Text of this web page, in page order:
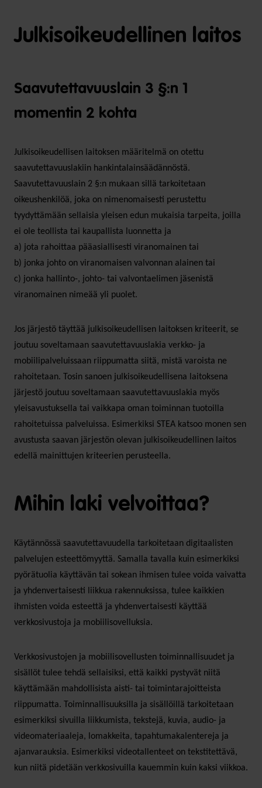
Julkisoikeudellinen laitos
Saavutettavuuslain 3 §:n 1
momentin 2 kohta
Julkisoikeudellisen laitoksen määritelmä on otettu
saavutettavuuslakiin hankintalainsäädännöstä.
Saavutettavuuslain 2 §:n mukaan sillä tarkoitetaan
oikeushenkilöä, joka on nimenomaisesti perustettu
tyydyttämään sellaisia yleisen edun mukaisia tarpeita, joilla
ei ole teollista tai kaupallista luonnetta ja
a) jota rahoittaa pääasiallisesti viranomainen tai
b) jonka johto on viranomaisen valvonnan alainen tai
c) jonka hallinto-, johto- tai valvontaelimen jäsenistä
viranomainen nimeää yli puolet.
Jos järjestö täyttää julkisoikeudellisen laitoksen kriteerit, se
joutuu soveltamaan saavutettavuuslakia verkko- ja
mobiilipalveluissaan riippumatta siitä, mistä varoista ne
rahoitetaan. Tosin sanoen julkisoikeudellisena laitoksena
järjestö joutuu soveltamaan saavutettavuuslakia myös
yleisavustuksella tai vaikkapa oman toiminnan tuotoilla
rahoitetuissa palveluissa. Esimerkiksi STEA katsoo monen sen
avustusta saavan järjestön olevan julkisoikeudellinen laitos
edellä mainittujen kriteerien perusteella.
Mihin laki velvoittaa?
Käytännössä saavutettavuudella tarkoitetaan digitaalisten
palvelujen esteettömyyttä. Samalla tavalla kuin esimerkiksi
pyörätuolia käyttävän tai sokean ihmisen tulee voida vaivatta
ja yhdenvertaisesti liikkua rakennuksissa, tulee kaikkien
ihmisten voida esteettä ja yhdenvertaisesti käyttää
verkkosivustoja ja mobiilisovelluksia.
Verkkosivustojen ja mobiilisovellusten toiminnallisuudet ja
sisällöt tulee tehdä sellaisiksi, että kaikki pystyvät niitä
käyttämään mahdollisista aisti- tai toimintarajoitteista
riippumatta. Toiminnallisuuksilla ja sisällöillä tarkoitetaan
esimerkiksi sivuilla liikkumista, tekstejä, kuvia, audio- ja
videomateriaaleja, lomakkeita, tapahtumakalentereja ja
ajanvarauksia. Esimerkiksi videotallenteet on tekstitettävä,
kun niitä pidetään verkkosivuilla kauemmin kuin kaksi viikkoa.